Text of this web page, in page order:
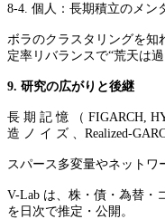
8-4. 個人：長期積立のメン
ボラのクラスタリングを知
定率リバランスで“荒天は過
9. 研究の広がりと後継
長 期 記 憶 （ FIGARCH,
造 ノ イ ズ 、Realized-
スパース多変量やネットワ
V-Lab は、株・債・為替・
を日次で推定・公開。